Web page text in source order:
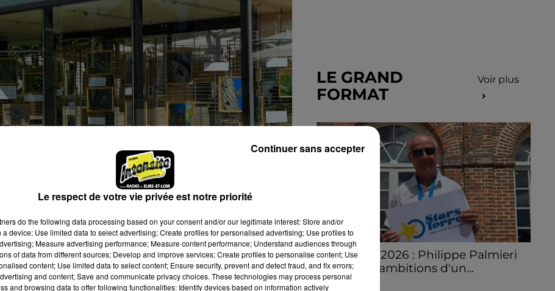
dans l'édicule, place des Halles à Chartres © Damien
LE GRAND
FORMAT
Voir plus
Stars'Terre 2026 : Philippe Palmieri
dévoile les ambitions d'un...
À quelques semaines de la première
Le respect de votre vie privée est notre priorité
do the following data processing based on your consent and/or our legitimate interest: Store and/or
device; Use limited data to select advertising; Create profiles for personalised advertising; Use profiles to
Measure advertising performance; Measure content performance; Understand audiences through
of data from different sources; Develop and improve services; Create profiles to personalise content; Use
content; Use limited data to select content; Ensure security, prevent and detect fraud, and fix errors;
and content; Save and communicate privacy choices. These technologies may process personal
and browsing data to offer following functionalities: Identify devices based on information actively
Continuer sans accepter